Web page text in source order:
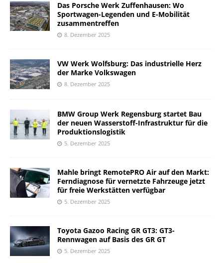
Das Porsche Werk Zuffenhausen: Wo
Sportwagen-Legenden und E-Mobilität
zusammentreffen
8. Dezember 2025
VW Werk Wolfsburg: Das industrielle Herz
der Marke Volkswagen
8. Dezember 2025
BMW Group Werk Regensburg startet Bau
der neuen Wasserstoff-Infrastruktur für die
Produktionslogistik
5. Dezember 2025
Mahle bringt RemotePRO Air auf den Markt:
Ferndiagnose für vernetzte Fahrzeuge jetzt
für freie Werkstätten verfügbar
5. Dezember 2025
Toyota Gazoo Racing GR GT3: GT3-
Rennwagen auf Basis des GR GT
5. Dezember 2025